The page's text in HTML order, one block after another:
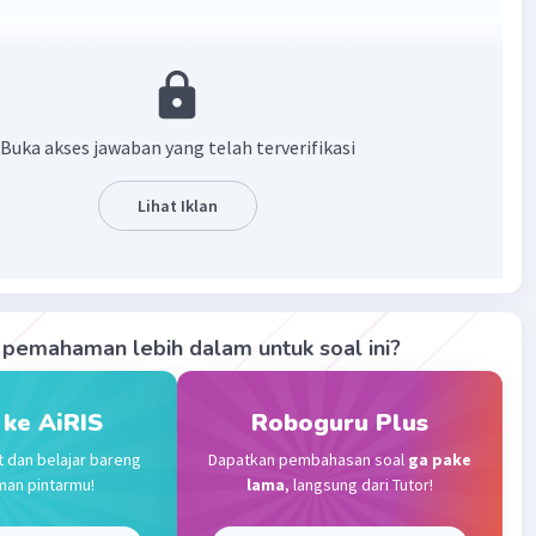
antar komponen makhluk hidup yang ada dalam sebuah
· 0.0(0) Balas
Level 50
berdasarkan kepadatan populasi, berat kering, maupun
menyimpan energi pada tiap trofik
Community
Buka akses jawaban yang telah terverifikasi
Lihat Iklan
lebih dalam untuk soal ini?
AiRIS
dan belajar bareng
pintarmu!
Roboguru Plus
Dapatkan pembahasan soal ga pake
lama, langsung dari Tutor!